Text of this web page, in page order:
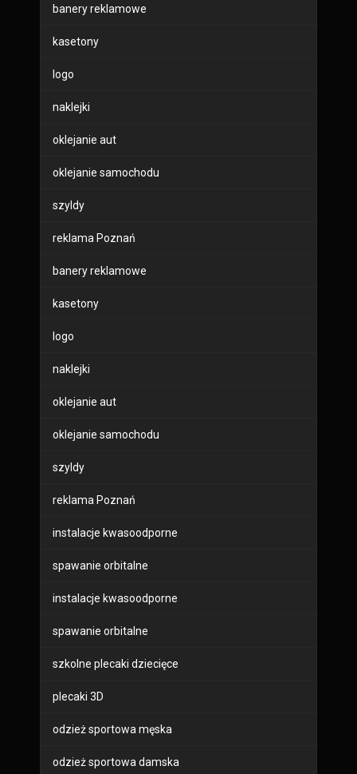
banery reklamowe
kasetony
logo
naklejki
oklejanie aut
oklejanie samochodu
szyldy
reklama Poznań
banery reklamowe
kasetony
logo
naklejki
oklejanie aut
oklejanie samochodu
szyldy
reklama Poznań
instalacje kwasoodporne
spawanie orbitalne
instalacje kwasoodporne
spawanie orbitalne
szkolne plecaki dziecięce
plecaki 3D
odzież sportowa męska
odzież sportowa damska